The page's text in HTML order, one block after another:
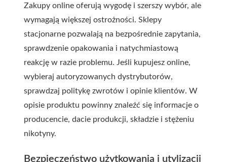
Zakupy online oferują wygodę i szerszy wybór, ale
wymagają większej ostrożności. Sklepy
stacjonarne pozwalają na bezpośrednie zapytania,
sprawdzenie opakowania i natychmiastową
reakcję w razie problemu. Jeśli kupujesz online,
wybieraj autoryzowanych dystrybutorów,
sprawdzaj politykę zwrotów i opinie klientów. W
opisie produktu powinny znaleźć się informacje o
producencie, dacie produkcji, składzie i stężeniu
nikotyny.
Bezpieczeństwo użytkowania i utylizacji